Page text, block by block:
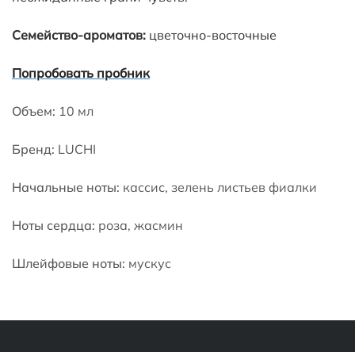
Семейство-ароматов: цветочно-восточные
Попробовать пробник
Объем: 10 мл
Бренд: LUCHI
Начальные ноты: кассис, зелень листьев фиалки
Ноты сердца: ⁠роза, жасмин
Шлейфовые ноты: мускус